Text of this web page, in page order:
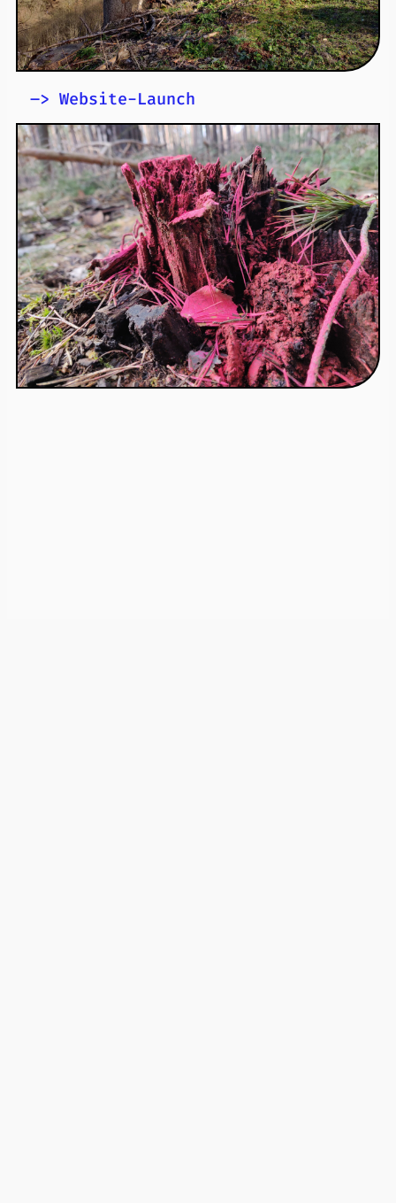
–> Website-Launch
Unsere Website ist online!
Seit dem 10. Oktober 2025 ist die RiA-Website online. In den
kommenden 3 Jahren halten wir Sie hier auf dem Laufenden.
Lernen Sie unsere Mitglieder
kennen